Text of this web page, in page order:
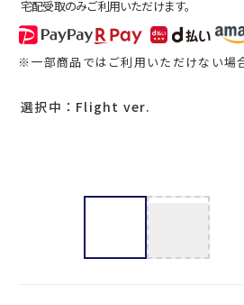
宅配受取のみご利用いただけます。
※一部商品ではご利用いただけない場
選択中：Flight ver.